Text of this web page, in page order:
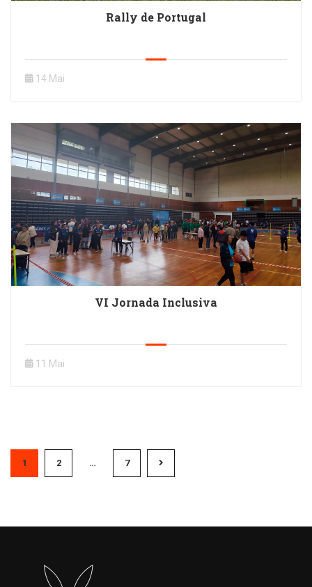
Rally de Portugal
14 Mai
VI Jornada Inclusiva
11 Mai
1 2 … 7